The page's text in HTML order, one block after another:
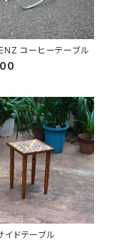
コーヒーテーブル
イドテーブル